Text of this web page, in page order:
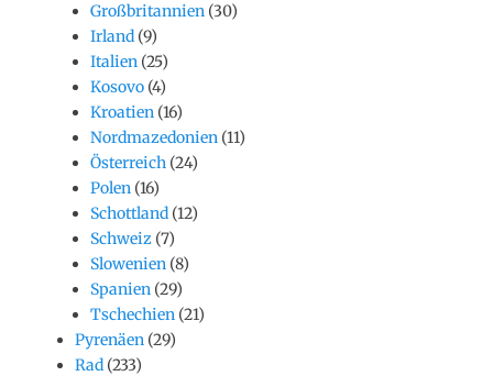
Großbritannien (30)
Irland (9)
Italien (25)
Kosovo (4)
Kroatien (16)
Nordmazedonien (11)
Österreich (24)
Polen (16)
Schottland (12)
Schweiz (7)
Slowenien (8)
Spanien (29)
Tschechien (21)
Pyrenäen (29)
Rad (233)